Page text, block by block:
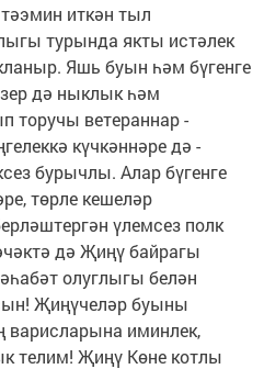
иткән тыл
турында якты истәлек
Яшь буын һәм бүгенге
дә ныклык һәм
торучы ветераннар -
күчкәннәре дә -
бурычлы. Алар бүгенге
төрле кешеләр
үлемсез полк
дә Җиңү байрагы
олуглыгы белән
Җиңүчеләр буыны
варисларына иминлек,
телим! Җиңү Көне котлы